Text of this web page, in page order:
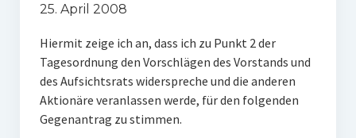
25. April 2008
Hiermit zeige ich an, dass ich zu Punkt 2 der
Tagesordnung den Vorschlägen des Vorstands und
des Aufsichtsrats widerspreche und die anderen
Aktionäre veranlassen werde, für den folgenden
Gegenantrag zu stimmen.